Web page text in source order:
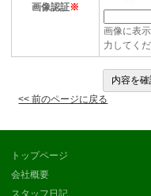
画像認証※
画像に表
力してくだ
<< 前のページに戻る
トップページ
会社概要
スタッフ日記